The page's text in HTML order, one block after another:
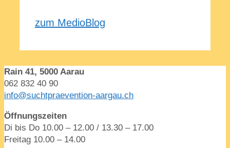
zum MedioBlog
Rain 41, 5000 Aarau
062 832 40 90
info@suchtpraevention-aargau.ch
Öffnungszeiten
Di bis Do 10.00 – 12.00 / 13.30 – 17.00
Freitag 10.00 – 14.00